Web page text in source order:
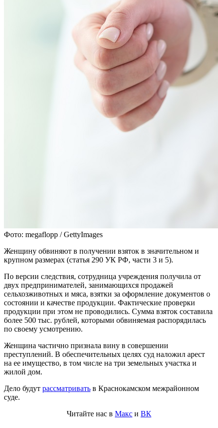
Фото: megaflopp / GettyImages
Женщину обвиняют в получении взяток в значительном и
крупном размерах (статья 290 УК РФ, части 3 и 5).
По версии следствия, сотрудница учреждения получила от
двух предпринимателей, занимающихся продажей
сельхозживотных и мяса, взятки за оформление документов о
состоянии и качестве продукции. Фактические проверки
продукции при этом не проводились. Сумма взяток составила
более 500 тыс. рублей, которыми обвиняемая распорядилась
по своему усмотрению.
Женщина частично признала вину в совершении
преступлений. В обеспечительных целях суд наложил арест
на ее имущество, в том числе на три земельных участка и
жилой дом.
Дело будут рассматривать в Краснокамском межрайонном
суде.
Читайте нас в Макс и ВК